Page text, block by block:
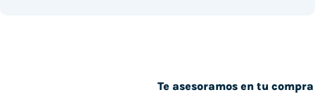
Te asesoramos en tu compra